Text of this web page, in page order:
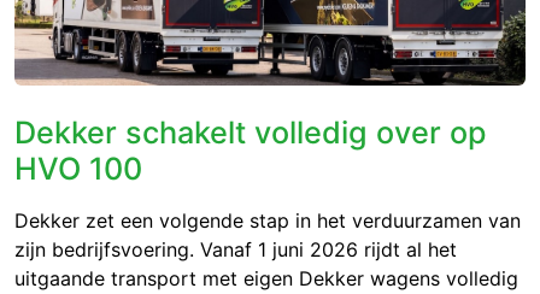
Dekker schakelt volledig over op
HVO 100
Dekker zet een volgende stap in het verduurzamen van
zijn bedrijfsvoering. Vanaf 1 juni 2026 rijdt al het
uitgaande transport met eigen Dekker wagens volledig